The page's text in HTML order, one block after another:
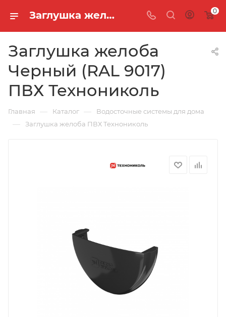
Заглушка желоба Черный (RAL 9017) ПВХ Технониколь 0
Заглушка желоба
Черный (RAL 9017)
ПВХ Технониколь
Главная — Каталог — Водосточные системы для дома
— Заглушка желоба ПВХ Технониколь